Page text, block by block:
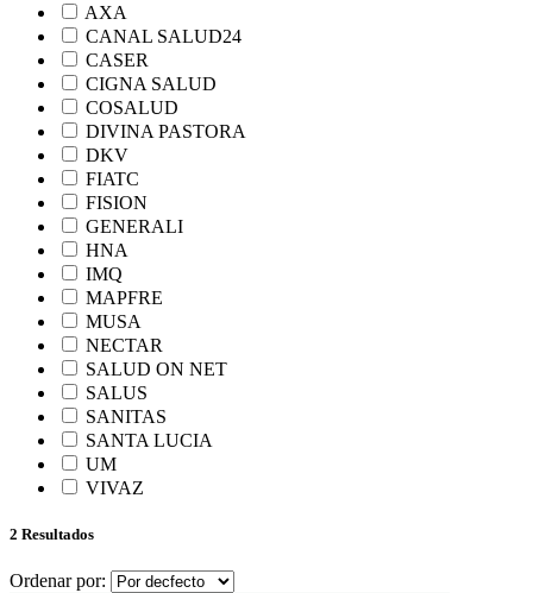
AXA
CANAL SALUD24
CASER
CIGNA SALUD
COSALUD
DIVINA PASTORA
DKV
FIATC
FISION
GENERALI
HNA
IMQ
MAPFRE
MUSA
NECTAR
SALUD ON NET
SALUS
SANITAS
SANTA LUCIA
UM
VIVAZ
2 Resultados
Ordenar por: